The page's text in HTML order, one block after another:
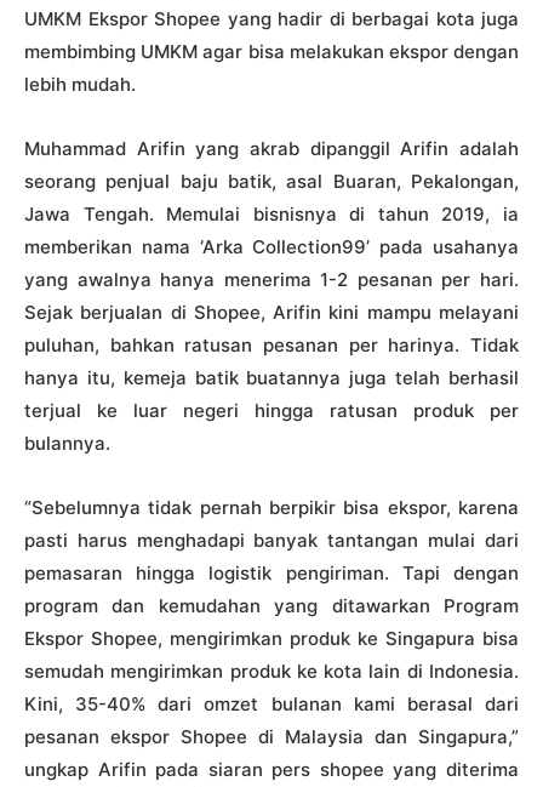
UMKM Ekspor Shopee yang hadir di berbagai kota juga
membimbing UMKM agar bisa melakukan ekspor dengan
lebih mudah.
Muhammad Arifin yang akrab dipanggil Arifin adalah
seorang penjual baju batik, asal Buaran, Pekalongan,
Jawa Tengah. Memulai bisnisnya di tahun 2019, ia
memberikan nama ‘Arka Collection99’ pada usahanya
yang awalnya hanya menerima 1-2 pesanan per hari.
Sejak berjualan di Shopee, Arifin kini mampu melayani
puluhan, bahkan ratusan pesanan per harinya. Tidak
hanya itu, kemeja batik buatannya juga telah berhasil
terjual ke luar negeri hingga ratusan produk per
bulannya.
“Sebelumnya tidak pernah berpikir bisa ekspor, karena
pasti harus menghadapi banyak tantangan mulai dari
pemasaran hingga logistik pengiriman. Tapi dengan
program dan kemudahan yang ditawarkan Program
Ekspor Shopee, mengirimkan produk ke Singapura bisa
semudah mengirimkan produk ke kota lain di Indonesia.
Kini, 35-40% dari omzet bulanan kami berasal dari
pesanan ekspor Shopee di Malaysia dan Singapura,”
ungkap Arifin pada siaran pers shopee yang diterima